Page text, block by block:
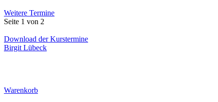
Weitere Termine
Seite 1 von 2
Download der Kurstermine
Birgit Lübeck
Warenkorb